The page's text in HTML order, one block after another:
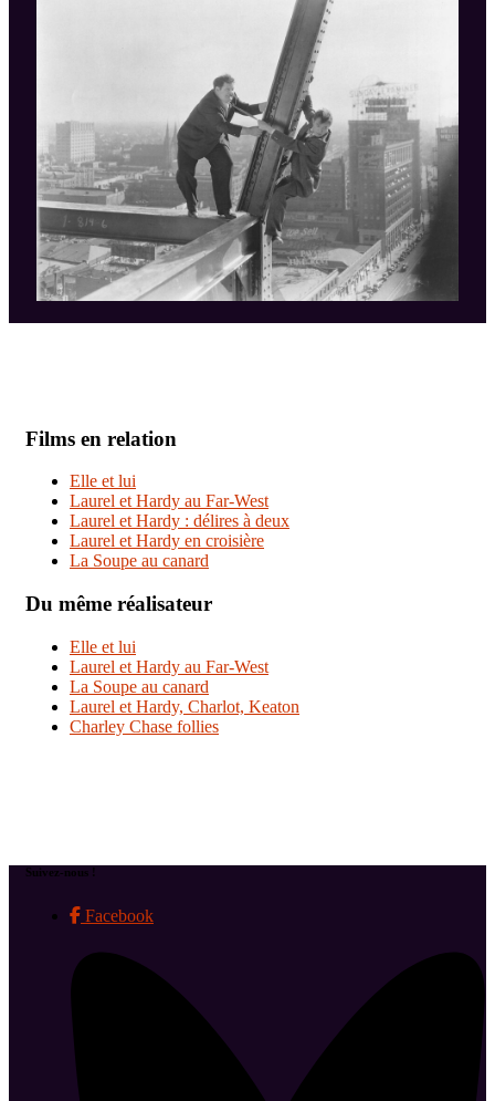
Films en relation
Elle et lui
Laurel et Hardy au Far-West
Laurel et Hardy : délires à deux
Laurel et Hardy en croisière
La Soupe au canard
Du même réalisateur
Elle et lui
Laurel et Hardy au Far-West
La Soupe au canard
Laurel et Hardy, Charlot, Keaton
Charley Chase follies
Suivez-nous !
Facebook